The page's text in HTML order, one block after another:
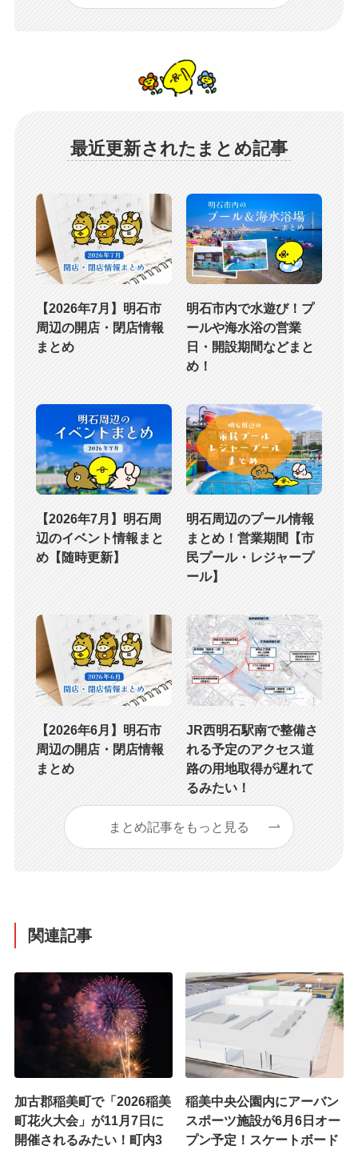
最近更新されたまとめ記事
【2026年7月】明石市
周辺の開店・閉店情報
まとめ
明石市内で水遊び！プ
ールや海水浴の営業
日・開設期間などまと
め！
【2026年7月】明石周
辺のイベント情報まと
め【随時更新】
明石周辺のプール情報
まとめ！営業期間【市
民プール・レジャープ
ール】
【2026年6月】明石市
周辺の開店・閉店情報
まとめ
JR西明石駅南で整備さ
れる予定のアクセス道
路の用地取得が遅れて
るみたい！
まとめ記事をもっと見る
関連記事
加古郡稲美町で「2026稲美
町花火大会」が11月7日に
開催されるみたい！町内3
稲美中央公園内にアーバン
スポーツ施設が6月6日オー
プン予定！スケートボード